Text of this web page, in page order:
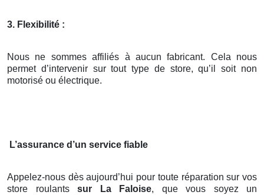
3. Flexibilité :
Nous ne sommes affiliés à aucun fabricant. Cela nous
permet d’intervenir sur tout type de store, qu’il soit non
motorisé ou électrique.
L’assurance d’un service fiable
Appelez-nous dès aujourd’hui pour toute réparation sur vos
store roulants sur La Faloise, que vous soyez un